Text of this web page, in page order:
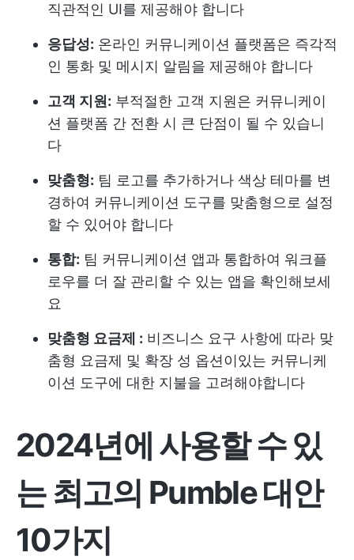
직관적인 UI를 제공해야 합니다
응답성: 온라인 커뮤니케이션 플랫폼은 즉각적
인 통화 및 메시지 알림을 제공해야 합니다
고객 지원: 부적절한 고객 지원은 커뮤니케이
션 플랫폼 간 전환 시 큰 단점이 될 수 있습니
다
맞춤형: 팀 로고를 추가하거나 색상 테마를 변
경하여 커뮤니케이션 도구를 맞춤형으로 설정
할 수 있어야 합니다
통합: 팀 커뮤니케이션 앱과 통합하여 워크플
로우를 더 잘 관리할 수 있는 앱을 확인해보세
요
맞춤형 요금제 : 비즈니스 요구 사항에 따라 맞
춤형 요금제 및 확장 성 옵션이있는 커뮤니케
이션 도구에 대한 지불을 고려해야합니다
2024년에 사용할 수 있
는 최고의 Pumble 대안
10가지